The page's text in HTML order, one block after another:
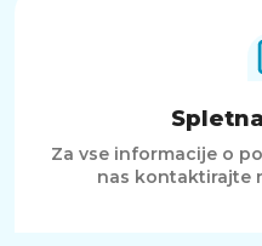
Za vse informacije o
nas kontaktirajte